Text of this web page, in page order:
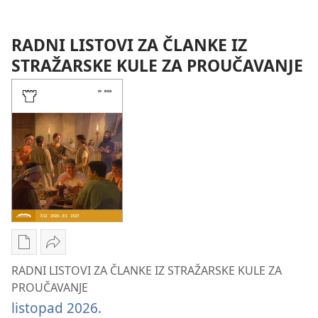
(IZDANJE
ZA
PROUČAVANJE)
veljača 2026.
(IZDANJE
ZA
PROUČAVANJE)
veljača 2026.
veljača 2026.
RADNI LISTOVI ZA ČLANKE IZ
STRAŽARSKE KULE ZA PROUČAVANJE
Postavke
preuzimanja
naših
izdanja
Podijeli
RADNI
LISTOVI
ZA
RADNI LISTOVI ZA ČLANKE IZ STRAŽARSKE KULE ZA
PROUČAVANJE
listopad 2026.